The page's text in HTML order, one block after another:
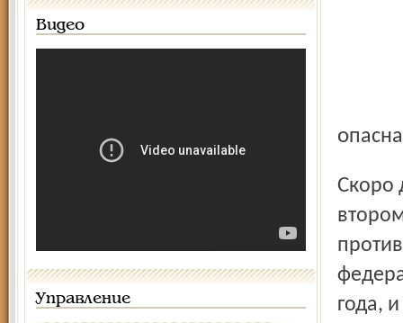
Видео
Управление
Скоро депутаты местной Думы будут рассматривать во
года,